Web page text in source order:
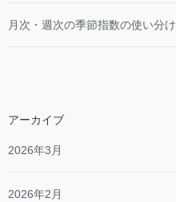
月次・週次の季節指数の使い分け
アーカイブ
2026年3月
2026年2月